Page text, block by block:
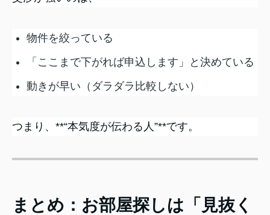
物件を絞っている
「ここまで下がれば申込します」と決めている
動きが早い（ダラダラ比較しない）
つまり、**“本気度が伝わる人”**です。
まとめ：お部屋探しは「見抜く